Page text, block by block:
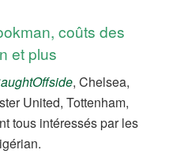
coûts des
et plus
, Chelsea,
United, Tottenham,
tous intéressés par les